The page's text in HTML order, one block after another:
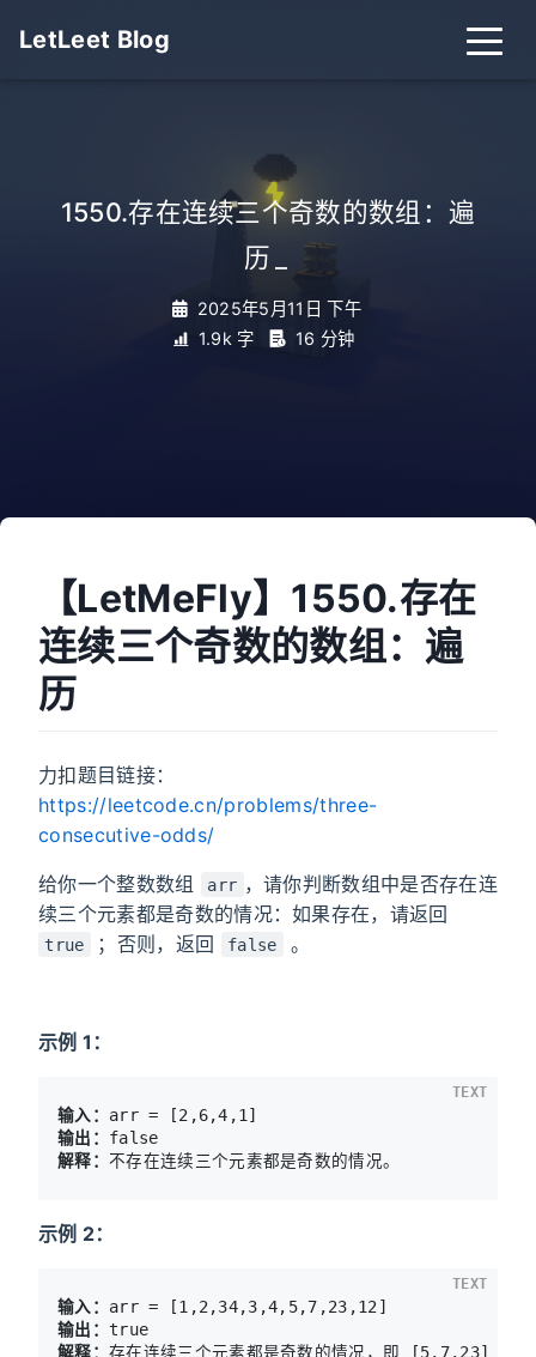
LetLeet Blog
1550.存在连续三个奇数的数组：遍
历
2025年5月11日 下午
1.9k 字
16 分钟
【LetMeFly】1550.存在
连续三个奇数的数组：遍
历
力扣题目链接：
https://leetcode.cn/problems/three-
consecutive-odds/
给你一个整数数组 arr ，请你判断数组中是否存在连
续三个元素都是奇数的情况：如果存在，请返回
true ；否则，返回 false 。
示例 1：
输入：
输出：
解释：
TEXT
示例 2：
输入：
输出：
解释：
TEXT